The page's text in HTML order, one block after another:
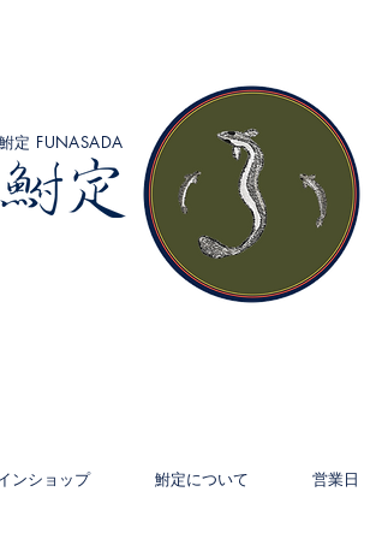
鮒定 FUNASADA
ンショップ 鮒定について 営業日